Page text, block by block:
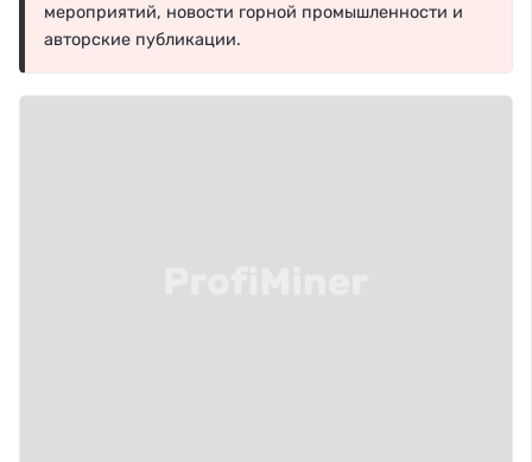
мероприятий, новости горной промышленности и
авторские публикации.